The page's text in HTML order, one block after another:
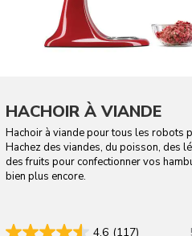
HACHOIR À VIANDE
Hachoir à viande pour tous les robots
Hachez des viandes, du poisson, des
des fruits pour confectionner vos
bien plus encore.
4.6 (117)